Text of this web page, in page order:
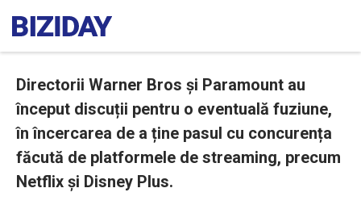
Directorii Warner Bros și Paramount au
început discuții pentru o eventuală fuziune,
în încercarea de a ține pasul cu concurența
făcută de platformele de streaming, precum
Netflix și Disney Plus.